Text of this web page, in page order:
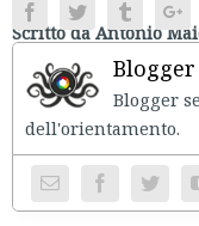
Scritto da Antonio
FacebookTwitter Tumblr
Blogger